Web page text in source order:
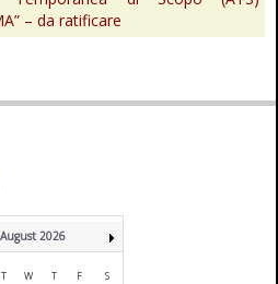
– da ratificare
August 2026
T W T F S